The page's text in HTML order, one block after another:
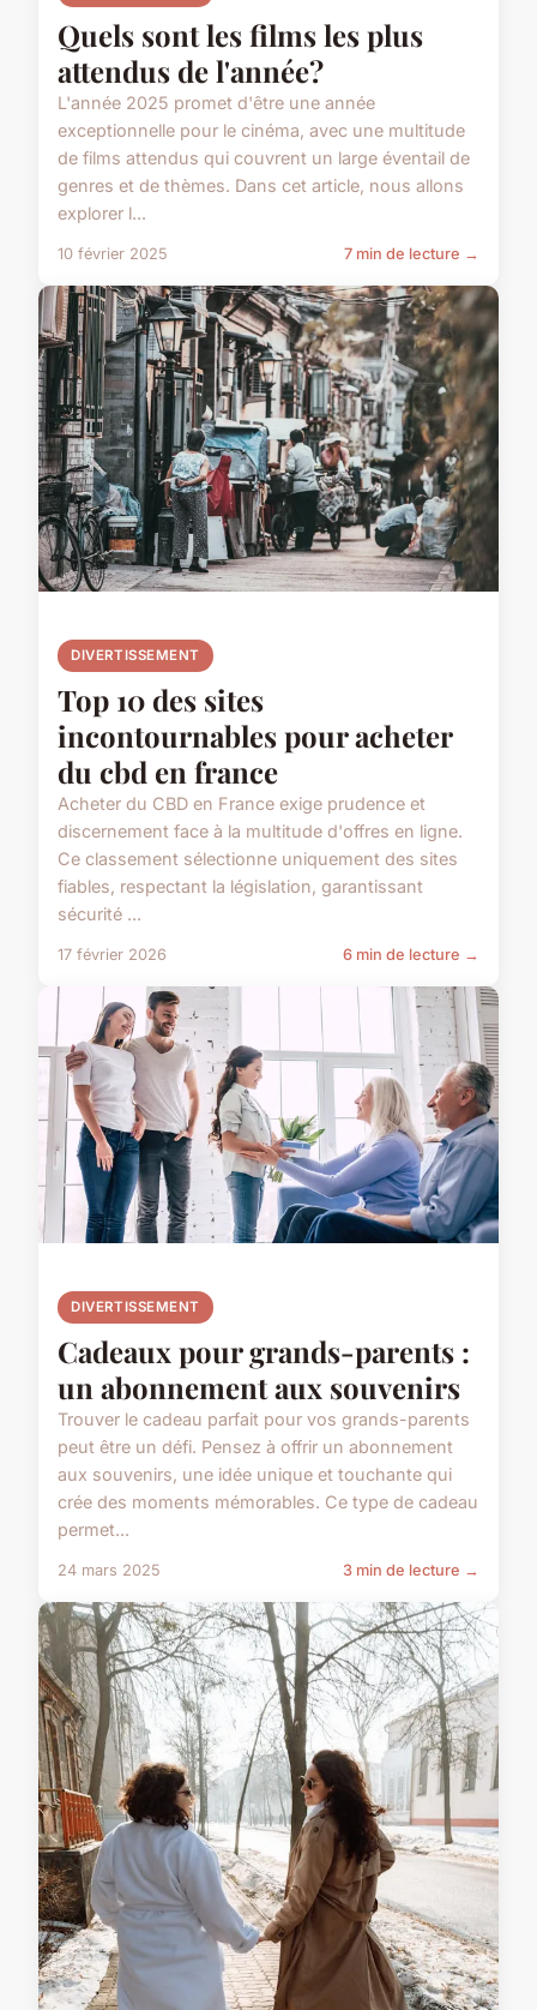
Quels sont les films les plus
attendus de l'année?
L'année 2025 promet d'être une année
exceptionnelle pour le cinéma, avec une multitude
de films attendus qui couvrent un large éventail de
genres et de thèmes. Dans cet article, nous allons
explorer l...
10 février 2025 7 min de lecture →
DIVERTISSEMENT
Top 10 des sites
incontournables pour acheter
du cbd en france
Acheter du CBD en France exige prudence et
discernement face à la multitude d'offres en ligne.
Ce classement sélectionne uniquement des sites
fiables, respectant la législation, garantissant
sécurité ...
17 février 2026 6 min de lecture →
DIVERTISSEMENT
Cadeaux pour grands-parents :
un abonnement aux souvenirs
Trouver le cadeau parfait pour vos grands-parents
peut être un défi. Pensez à offrir un abonnement
aux souvenirs, une idée unique et touchante qui
crée des moments mémorables. Ce type de cadeau
permet...
24 mars 2025 3 min de lecture →